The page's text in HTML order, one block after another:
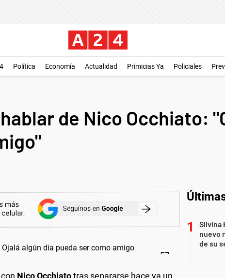
Política Economía Actualidad Primicias Ya Policiales
de Nico Occhiato:
Nico Occhiatotras separarse hace ya un
Silvina
nuevo
de su